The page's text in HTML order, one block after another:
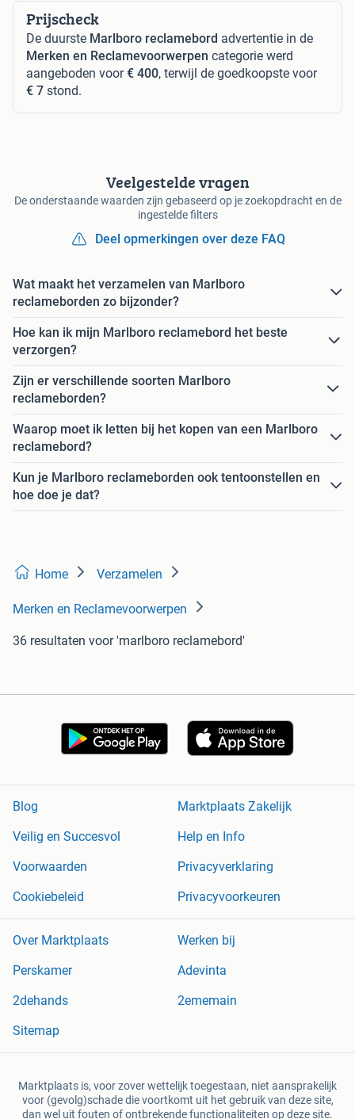
Prijscheck
De duurste Marlboro reclamebord advertentie in de
Merken en Reclamevoorwerpen categorie werd
aangeboden voor€ 400, terwijl de goedkoopste voor
€ 7 stond.
Veelgestelde vragen
De onderstaande waarden zijn gebaseerd op je zoekopdracht en de
ingestelde filters
Deel opmerkingen over deze FAQ
Wat maakt het verzamelen van Marlboro
reclameborden zo bijzonder?
Hoe kan ik mijn Marlboro reclamebord het beste
verzorgen?
Zijn er verschillende soorten Marlboro
reclameborden?
Waarop moet ik letten bij het kopen van een Marlboro
reclamebord?
Kun je Marlboro reclameborden ook tentoonstellen en
hoe doe je dat?
Home Verzamelen
Merken en Reclamevoorwerpen
36 resultaten voor 'marlboro reclamebord'
Blog
Marktplaats Zakelijk
Veilig en Succesvol
Help en Info
Voorwaarden
Privacyverklaring
Cookiebeleid
Privacyvoorkeuren
Over Marktplaats
Werken bij
Perskamer
Adevinta
2dehands
2ememain
Sitemap
Marktplaats is, voor zover wettelijk toegestaan, niet aansprakelijk
voor (gevolg)schade die voortkomt uit het gebruik van deze site,
dan wel uit fouten of ontbrekende functionaliteiten op deze site.